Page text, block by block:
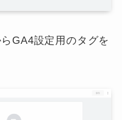
GA4設定用のタグを